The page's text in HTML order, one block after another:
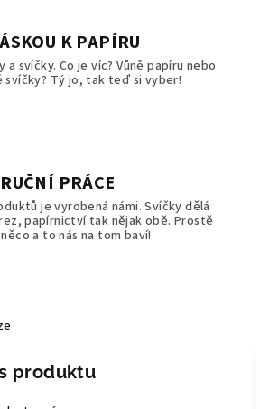
K PAPÍRU
a svíčky. Co je víc? Vůně papíru nebo
svíčky? Tý jo, tak teď si vyber!
RUČNÍ PRÁCE
je vyrobená námi. Svíčky dělá
papírnictví tak nějak obě. Prostě
a to nás na tom baví!
produktu